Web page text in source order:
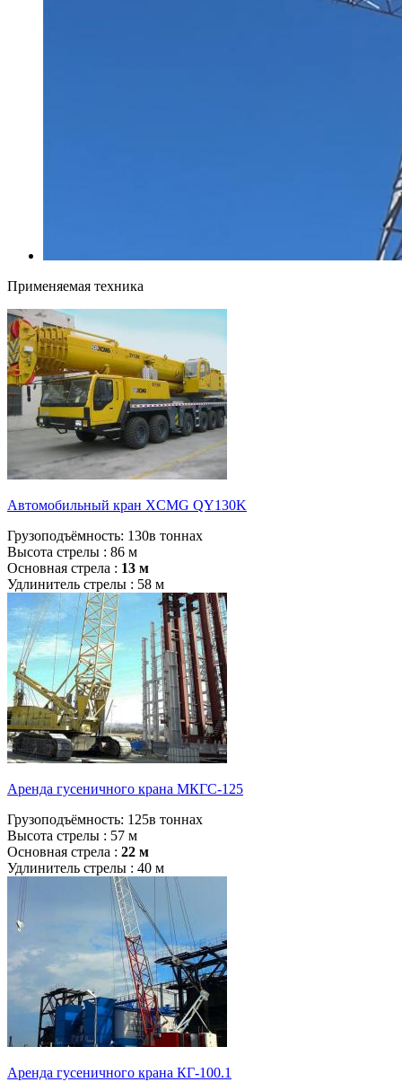
Применяемая техника
Автомобильный кран XCMG QY130K
Грузоподъёмность: 130в тоннах
Высота стрелы : 86 м
Основная стрела : 13 м
Удлинитель стрелы : 58 м
Аренда гусеничного крана МКГС-125
Грузоподъёмность: 125в тоннах
Высота стрелы : 57 м
Основная стрела : 22 м
Удлинитель стрелы : 40 м
Аренда гусеничного крана КГ-100.1